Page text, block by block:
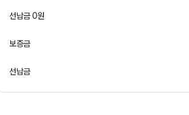
선납금 0원
보증금
선납금